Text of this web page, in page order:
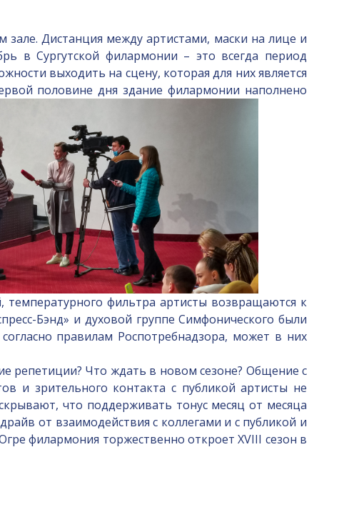
зале. Дистанция между артистами, маски на лице и
в Сургутской филармонии – это всегда период
выходить на сцену, которая для них является
половине дня здание филармонии наполнено
фильтра артисты возвращаются к
Бэнд» и духовой группе Симфонического были
правилам Роспотребнадзора, может в них
репетиции? Что ждать в новом сезоне? Общение с
и зрительного контакта с публикой артисты не
что поддерживать тонус месяц от месяца
от взаимодействия с коллегами и с публикой и
филармония торжественно откроет XVIII сезон в